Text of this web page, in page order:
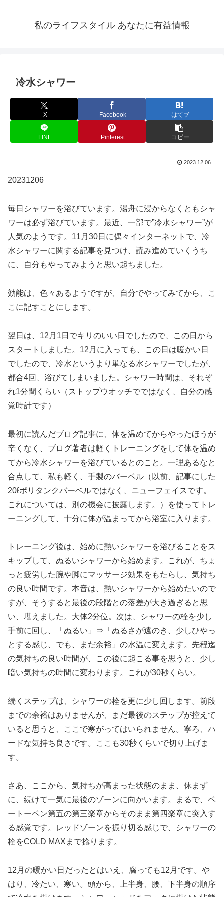
私のライフスタイル あなたに有益情報
冷水シャワー
X Facebook はてブ
LINE Pinterest コピー
2023.12.06
20231206
毎日シャワーを浴びています。湯舟に浸からなくともシャ
ワーは必ず浴びています。最近、一部で”冷水シャワー”が
人気のようです。11月30日に偶々インターネットで、冷
水シャワーに関する記事を見つけ、読み進めていくうち
に、自分もやってみようと思い起ちました。
効能は、色々あるようですが、自分でやってみてから、こ
こに記すことにします。
翌日は、12月1日でキリのいい日でしたので、この日から
スタートしました。12月に入っても、この日は暖かい日
でしたので、冷水というより単なる水シャワーでしたが、
都合4回、浴びてしまいました。シャワー時間は、それぞ
れ1分間くらい（ストップウオッチでではなく、自分の感
覚時計です）
最初に読んだブログ記事に、体を温めてからやったほうが
辛くなく、ブログ著者は軽くトレーニングをして体を温め
てから冷水シャワーを浴びているとのこと。一理あるなと
合点して、私も軽く、手製のバーベル（以前、記事にした
20ℓポリタンクバーベルではなく、ニューフェイスです。
これについては、別の機会に披露します。）を使ってトレ
ーニングして、十分に体が温まってから浴室に入ります。
トレーニング後は、始めに熱いシャワーを浴びることをス
キップして、ぬるいシャワーから始めます。これが、ちょ
っと疲労した腕や脚にマッサージ効果をもたらし、気持ち
の良い時間です。本音は、熱いシャワーから始めたいので
すが、そうすると最後の段階との落差が大き過ぎると思
い、堪えました。大体2分位。次は、シャワーの栓を少し
手前に回し、「ぬるい」⇒「ぬるさが遠のき、少しひやっ
とする感じ、でも、まだ余裕」の水温に変えます。先程迄
の気持ちの良い時間が、この後に起こる事を思うと、少し
暗い気持ちの時間に変わります。これが30秒くらい。
続くステップは、シャワーの栓を更に少し回します。前段
までの余裕はありませんが、まだ最後のステップが控えて
いると思うと、ここで寒がってはいられません。寧ろ、ハ
ードな気持ち良さです。ここも30秒くらいで切り上げま
す。
さあ、ここから、気持ちが高まった状態のまま、休まず
に、続けて一気に最後のゾーンに向かいます。まるで、ベ
ートーベン第五の第三楽章からそのまま第四楽章に突入す
る感覚です。レッドゾーンを振り切る感じで、シャワーの
栓をCOLD MAXまで捻ります。
12月の暖かい日だったとはいえ、腐っても12月です。や
はり、冷たい、寒い。頭から、上半身、腰、下半身の順序